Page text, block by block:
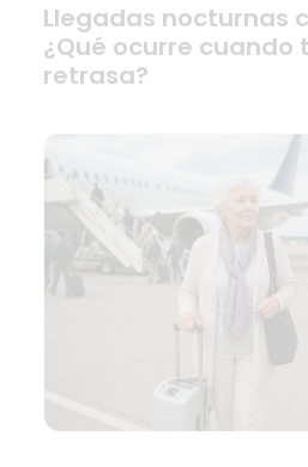
Llegadas nocturnas
¿Qué ocurre cuando
retrasa?